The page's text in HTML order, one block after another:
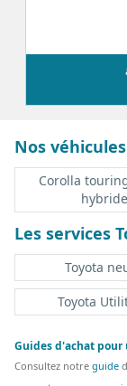
Nos
Corolla
hybride
Les services
Toyota
Toyota
Guides d'achat pour
Consultez notre guide